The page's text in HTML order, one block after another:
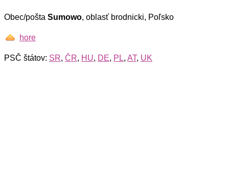
Obec/pošta Sumowo, oblasť brodnicki, Poľsko
hore
PSČ štátov: SR, ČR, HU, DE, PL, AT, UK